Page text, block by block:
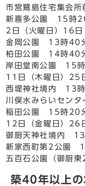
市営鷺島住宅集会
新喜多公園 15時
2日（火曜日）16日
金岡公園 13時40
柏田公園 14時40
岸田堂南公園 15
11日（木曜日）25
西堤神社境内 13
川俣水みらいセン
稲田公園 15時20
12日（金曜日）26
御厨天神社境内
新家西町第2公園
五百石公園（御厨
築40年以上の